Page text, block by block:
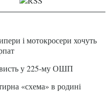
і мотокросери хочуть
у 225-му ОШП
«схема» в родині